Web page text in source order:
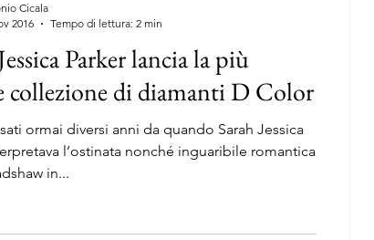
Parker lancia la più
collezione di diamanti D Color
ormai diversi anni da quando Sarah Jessica
l’ostinata nonché inguaribile romantica
in...
Cicala
2016
Tempo di lettura: 2 min